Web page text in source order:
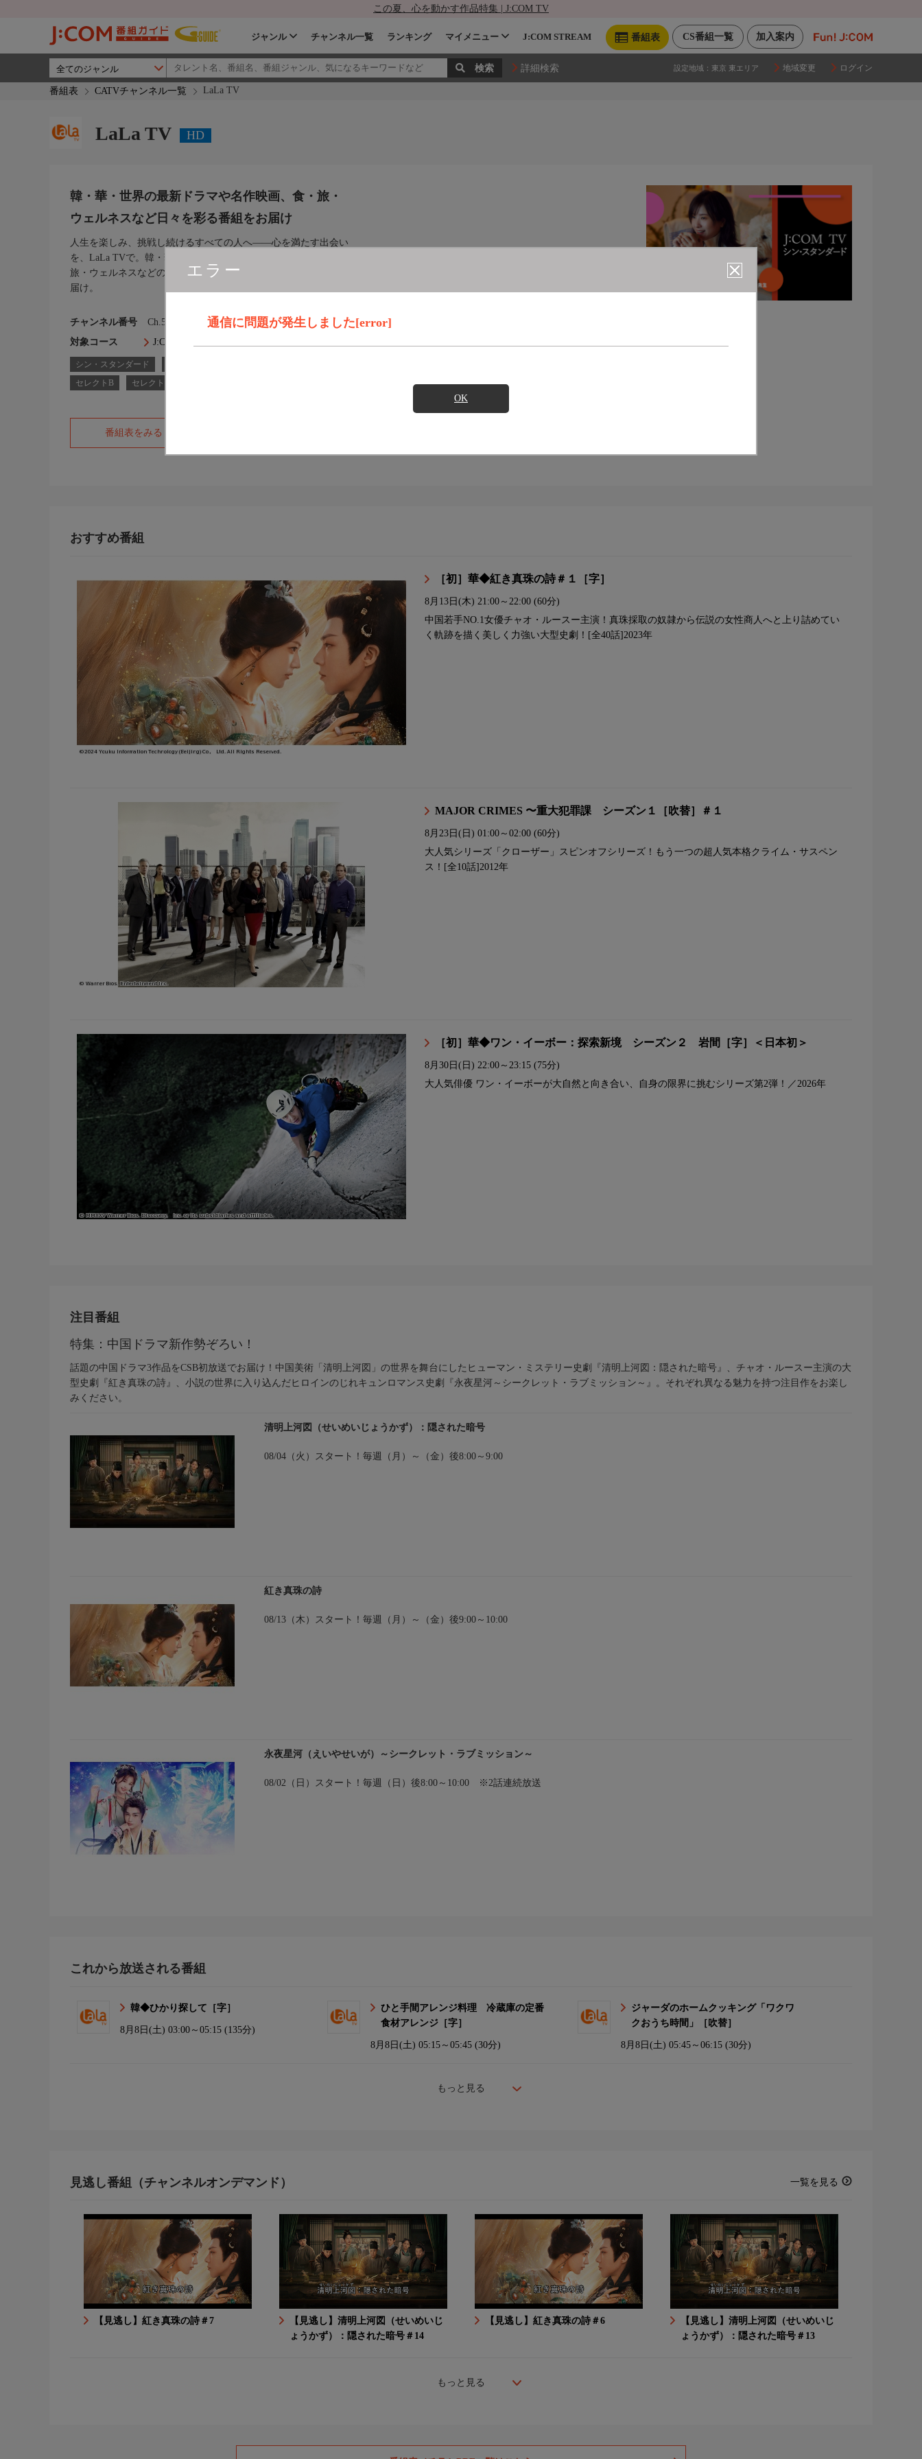
この夏、心を動かす作品特集 | J:COM TV
加入案内
CS番組一覧
番組表
ジャンル チャンネル一覧 ランキング マイメニュー J:COM STREAM
詳細検索 設定地域： 東京 東エリア 地域変更 ログイン
番組表 CATVチャンネル一覧 LaLa TV
エラー
通信に問題が発生しました[error]
OK
LaLa TV HD
韓・華・世界の最新ドラマや名作映画、食・旅・
ウェルネスなど日々を彩る番組をお届け
人生を楽しみ、挑戦し続けるすべての人へ——心を満たす出会い
を、LaLa TVで。韓・華・世界の最新ドラマや名作映画、食・
旅・ウェルネスなどのライフスタイルまで、日々を彩る番組をお
届け。
チャンネル番号
Ch.557
対象コース
J:COM TVコース一覧
シン・スタンダード
セレクトB
セレクトF
番組表をみる
おすすめ番組
［初］華◆紅き真珠の詩＃１［字］
8月13日(木) 21:00～22:00 (60分)
中国若手NO.1女優チャオ・ルースー主演！真珠採取の奴隷から伝説の女性商人へと上り詰めてい
く軌跡を描く美しく力強い大型史劇！[全40話]2023年
MAJOR CRIMES 〜重大犯罪課 シーズン１［吹替］＃１
8月23日(日) 01:00～02:00 (60分)
大人気シリーズ「クローザー」スピンオフシリーズ！もう一つの超人気本格クライム・サスペン
ス！[全10話]2012年
［初］華◆ワン・イーボー：探索新境 シーズン２ 岩間［字］＜日本初＞
8月30日(日) 22:00～23:15 (75分)
大人気俳優 ワン・イーボーが大自然と向き合い、自身の限界に挑むシリーズ第2弾！／2026年
注目番組
特集：中国ドラマ新作勢ぞろい！
話題の中国ドラマ3作品をCSB初放送でお届け！中国美術「清明上河図」の世界を舞台にしたヒューマン・ミステリー史劇『清明上河図：隠された暗号』、チャオ・ルースー主演の大
型史劇『紅き真珠の詩』、小説の世界に入り込んだヒロインのじれキュンロマンス史劇『永夜星河～シークレット・ラブミッション～』。それぞれ異なる魅力を持つ注目作をお楽し
みください。
清明上河図（せいめいじょうかず）：隠された暗号
08/04（火）スタート！毎週（月）～（金）後8:00～9:00
紅き真珠の詩
08/13（木）スタート！毎週（月）～（金）後9:00～10:00
永夜星河（えいやせいが）～シークレット・ラブミッション～
08/02（日）スタート！毎週（日）後8:00～10:00 ※2話連続放送
これから放送される番組
韓◆ひかり探して［字］
8月8日(土) 03:00～05:15 (135分)
ひと手間アレンジ料理 冷蔵庫の定番
食材アレンジ［字］
8月8日(土) 05:15～05:45 (30分)
ジャーダのホームクッキング「ワクワ
クおうち時間」［吹替］
8月8日(土) 05:45～06:15 (30分)
もっと見る
見逃し番組（チャンネルオンデマンド） 一覧を見る
【見逃し】紅き真珠の詩＃7
【見逃し】清明上河図（せいめいじ
ょうかず）：隠された暗号＃14
【見逃し】紅き真珠の詩＃6
【見逃し】清明上河図（せいめいじ
ょうかず）：隠された暗号＃13
もっと見る